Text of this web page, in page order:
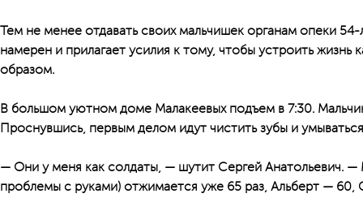
Тем не менее отдавать своих мальчишек органам опеки
намерен и прилагает усилия к тому, чтобы устроить жизнь
образом.
В большом уютном доме Малакеевых подъем в 7:30.
Проснувшись, первым делом идут чистить зубы и
— Они у меня как солдаты, — шутит Сергей Анатольевич.
проблемы с руками) отжимается уже 65 раз, Альберт —